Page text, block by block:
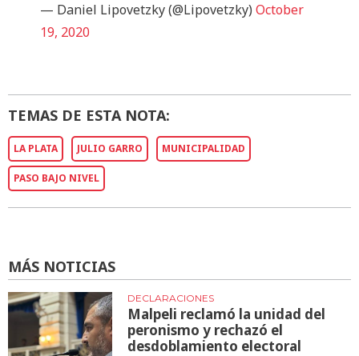
— Daniel Lipovetzky (@Lipovetzky) October
19, 2020
TEMAS DE ESTA NOTA:
LA PLATA JULIO GARRO MUNICIPALIDAD
PASO BAJO NIVEL
MÁS NOTICIAS
DECLARACIONES
Malpeli reclamó la unidad del
peronismo y rechazó el
desdoblamiento electoral